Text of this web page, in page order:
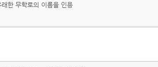
래한 무학로의 이름을 인용